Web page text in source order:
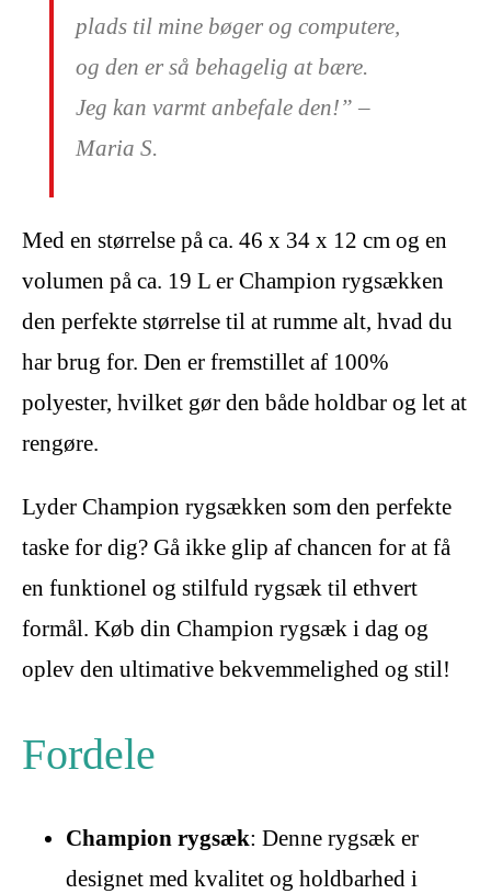
plads til mine bøger og computere,
og den er så behagelig at bære.
Jeg kan varmt anbefale den!” –
Maria S.
Med en størrelse på ca. 46 x 34 x 12 cm og en
volumen på ca. 19 L er Champion rygsækken
den perfekte størrelse til at rumme alt, hvad du
har brug for. Den er fremstillet af 100%
polyester, hvilket gør den både holdbar og let at
rengøre.
Lyder Champion rygsækken som den perfekte
taske for dig? Gå ikke glip af chancen for at få
en funktionel og stilfuld rygsæk til ethvert
formål. Køb din Champion rygsæk i dag og
oplev den ultimative bekvemmelighed og stil!
Fordele
Champion rygsæk: Denne rygsæk er
designet med kvalitet og holdbarhed i